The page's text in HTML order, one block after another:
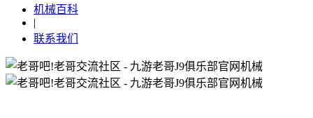
机械百科
|
联系我们